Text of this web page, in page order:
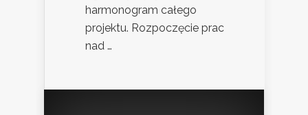
harmonogram całego
projektu. Rozpoczęcie prac
nad …